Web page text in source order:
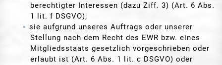
berechtigter Interessen (dazu Ziff. 3) (Art. 6 Abs.
1 lit. f DSGVO);
sie aufgrund unseres Auftrags oder unserer
Stellung nach dem Recht des EWR bzw. eines
Mitgliedsstaats gesetzlich vorgeschrieben oder
erlaubt ist (Art. 6 Abs. 1 lit. c DSGVO) oder